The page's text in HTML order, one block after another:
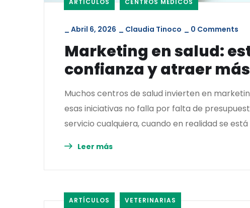
ARTÍCULOS CENTROS MÉDICOS
_ Abril 6, 2026 _ Claudia Tinoco _ 0 Comments
Marketing en salud:
confianza y atraer
Muchos centros de salud invierten en
esas iniciativas no falla por falta de
servicio cualquiera, cuando en realidad se
Leer más
ARTÍCULOS VETERINARIAS